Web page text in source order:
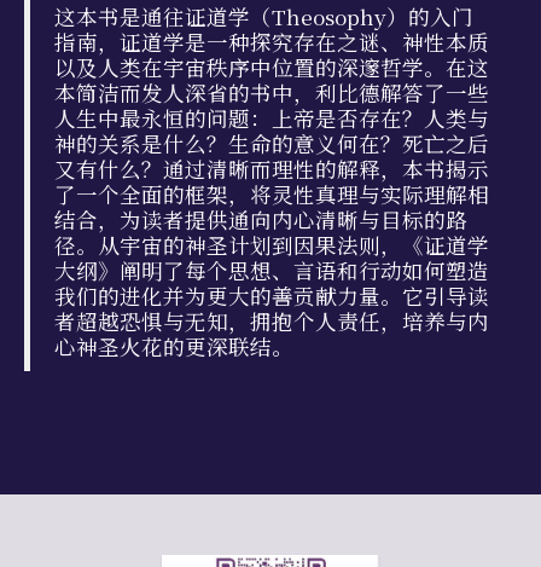
这本书是通往证道学（Theosophy）的入门
指南，证道学是一种探究存在之谜、神性本质
以及人类在宇宙秩序中位置的深邃哲学。在这
本简洁而发人深省的书中，利比德解答了一些
人生中最永恒的问题：上帝是否存在？人类与
神的关系是什么？生命的意义何在？死亡之后
又有什么？通过清晰而理性的解释，本书揭示
了一个全面的框架，将灵性真理与实际理解相
结合，为读者提供通向内心清晰与目标的路
径。从宇宙的神圣计划到因果法则，《证道学
大纲》阐明了每个思想、言语和行动如何塑造
我们的进化并为更大的善贡献力量。它引导读
者超越恐惧与无知，拥抱个人责任，培养与内
心神圣火花的更深联结。